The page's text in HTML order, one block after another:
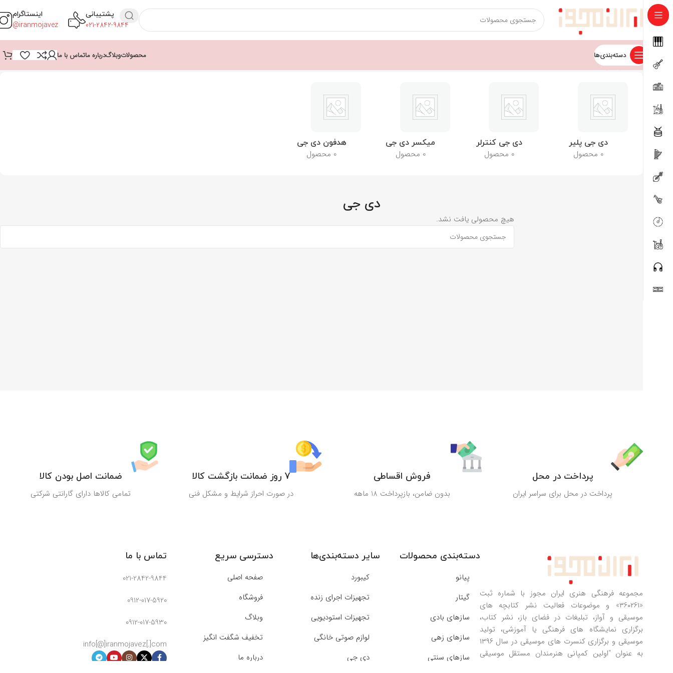
پشتیبانی
021-2842-9844
اینستاگرام
iranmojavez@
دسته‌بندی‌ها محصولاتوبلاگدرباره ماتماس با ما
خانه دی جی
دی جی پلیر
0 محصول
دی جی کنترلر
0 محصول
میکسر دی جی
0 محصول
هدفون دی جی
0 محصول
دی جی
هیچ محصولی یافت نشد.
پرداخت در محل
پرداخت در محل برای سراسر ایران
فروش اقساطی
بدون ضامن، بازپرداخت 18 ماهه
7 روز ضمانت بازگشت کالا
در صورت احراز شرایط و مشکل فنی
ضمانت اصل بودن کالا
تمامی کالاها دارای گارانتی شرکتی
مجموعه فرهنگی هنری ایران مجوز با شماره ثبت
«۳۶۰۲۶۱» و موضوعات فعالیت نشر کتابچه های
موسیقی و آواز، تبلیغات در فضای باز، نشر کتاب،
برگزاری نمایشگاه های فرهنگی یا آموزشی، تولید
موسیقی و برگزاری کنسرت های موسیقی در سال ۱۳۹۶
به عنوان “اولین کمپانی هنرمندان مستقل موسیقی
دسته‌بندی محصولات
پیانو
گیتار
سازهای بادی
سازهای زهی
سازهای سنتی
سایر دسته‌بندی‌ها
کیبورد
تجهیزات اجرای زنده
تجهیزات استودیویی
لوازم صوتی خانگی
دی جی
دسترسی سریع
صفحه اصلی
فروشگاه
وبلاگ
تخفیف شگفت انگیز
درباره ما
تماس با ما
021-2842-9844
0912-017-5920
0912-017-5930
info[@]iranmojavez[.]com